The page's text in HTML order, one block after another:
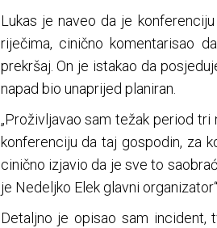
Lukas je naveo da je
riječima, cinično komentarisao
prekršaj. On je istakao da
napad bio unaprijed planiran.
„Proživljavao sam težak period
konferenciju da taj gospodin, za
cinično izjavio da je sve to
je Nedeljko Elek glavni
Detaljno je opisao sam